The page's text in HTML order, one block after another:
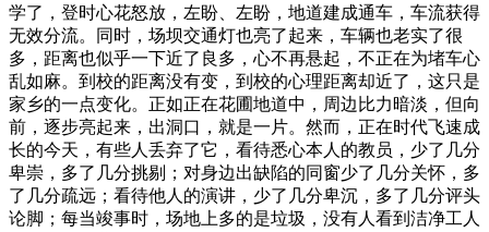
学了，登时心花怒放，左盼、左盼，地道建成通车，车流获得
无效分流。同时，场坝交通灯也亮了起来，车辆也老实了很
多，距离也似乎一下近了良多，心不再悬起，不正在为堵车心
乱如麻。到校的距离没有变，到校的心理距离却近了，这只是
家乡的一点变化。正如正在花圃地道中，周边比力暗淡，但向
前，逐步亮起来，出洞口，就是一片。然而，正在时代飞速成
长的今天，有些人丢弃了它，看待悉心本人的教员，少了几分
卑崇，多了几分挑剔；对身边出缺陷的同窗少了几分关怀，多
了几分疏远；看待他人的演讲，少了几分卑沉，多了几分评头
论脚；每当竣事时，场地上多的是垃圾，没有人看到洁净工人